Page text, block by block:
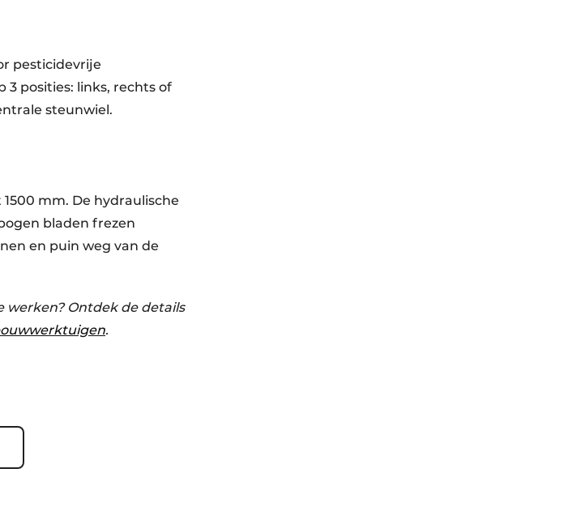
pesticidevrije
posities: links, rechts of
steunwiel.
mm. De hydraulische
bladen frezen
en puin weg van de
werken? Ontdek de details
.